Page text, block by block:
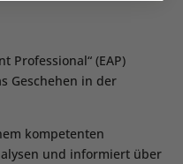
Professional“ (EAP)
Geschehen in der
kompetenten
und informiert über